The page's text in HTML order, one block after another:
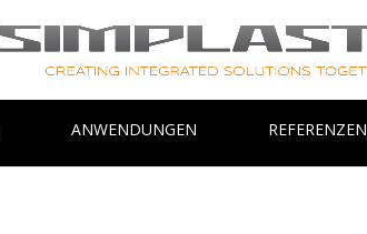
ANWENDUNGEN REFERENZEN